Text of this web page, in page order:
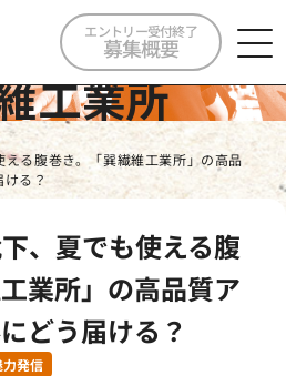
エントリー受付終了
募集概要
工業所
る腹巻き。「巽繊維工業所」の高品
ける？
、夏でも使える腹
業所」の高品質ア
どう届ける？
発信